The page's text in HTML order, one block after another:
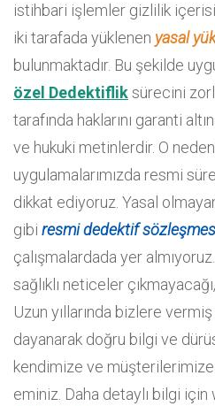
istihbari işlemler gizlilik
iki tarafada yüklenen yasal
bulunmaktadır. Bu şekilde
özel Dedektifliksürecini
tarafında haklarını garanti
ve hukuki metinlerdir. O
uygulamalarımızda resmi
dikkat ediyoruz. Yasal
gibi resmi dedektif
çalışmalardada yer
sağlıklı neticeler
Uzun yıllarında bizlere
dayanarak doğru bilgi ve
kendimize ve
eminiz. Daha detaylı bilgi için